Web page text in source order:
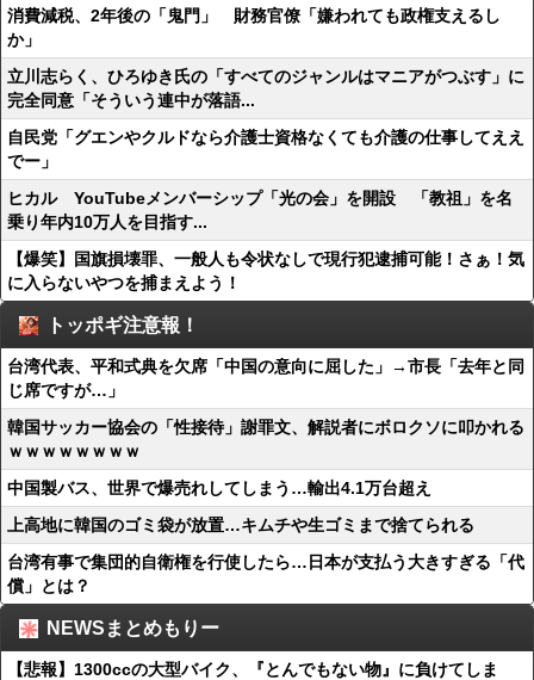
消費減税、2年後の「鬼門」 財務官僚「嫌われても政権支えるし
か」
立川志らく、ひろゆき氏の「すべてのジャンルはマニアがつぶす」に
完全同意「そういう連中が落語...
自民党「グエンやクルドなら介護士資格なくても介護の仕事してええ
でー」
ヒカル YouTubeメンバーシップ「光の会」を開設 「教祖」を名
乗り年内10万人を目指す...
【爆笑】国旗損壊罪、一般人も令状なしで現行犯逮捕可能！さぁ！気
に入らないやつを捕まえよう！
トッポギ注意報！
台湾代表、平和式典を欠席「中国の意向に屈した」→市長「去年と同
じ席ですが…」
韓国サッカー協会の「性接待」謝罪文、解説者にボロクソに叩かれる
ｗｗｗｗｗｗｗｗ
中国製バス、世界で爆売れしてしまう…輸出4.1万台超え
上高地に韓国のゴミ袋が放置…キムチや生ゴミまで捨てられる
台湾有事で集団的自衛権を行使したら…日本が支払う大きすぎる「代
償」とは？
NEWSまとめもりー
【悲報】1300ccの大型バイク、『とんでもない物』に負けてしま